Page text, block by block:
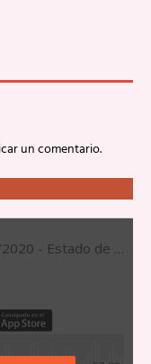
un comentario.